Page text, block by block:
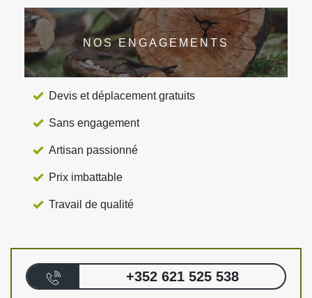
NOS ENGAGEMENTS
Devis et déplacement gratuits
Sans engagement
Artisan passionné
Prix imbattable
Travail de qualité
+352 621 525 538